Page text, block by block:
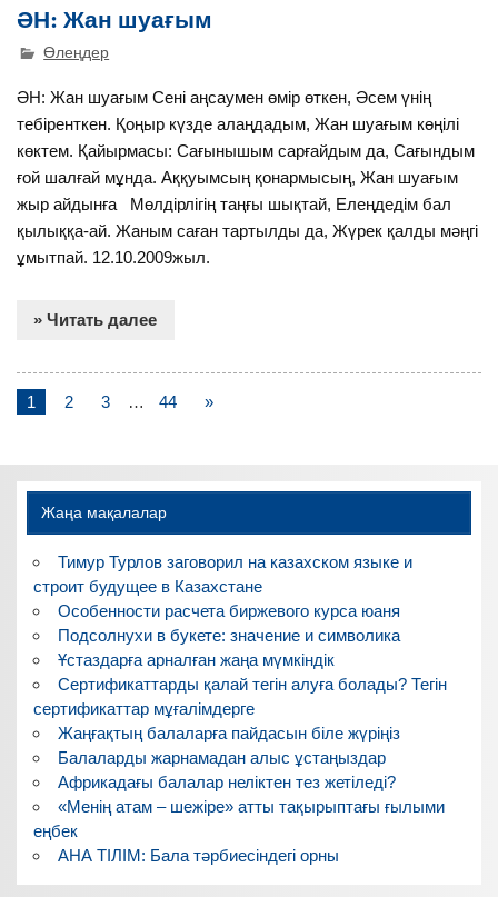
ӘН: Жан шуағым
Өлеңдер
ӘН: Жан шуағым Сені аңсаумен өмір өткен, Әсем үнің
тебіренткен. Қоңыр күзде алаңдадым, Жан шуағым көңілі
көктем. Қайырмасы: Сағынышым сарғайдым да, Сағындым
ғой шалғай мұнда. Аққуымсың қонармысың, Жан шуағым
жыр айдынға Мөлдірлігің таңғы шықтай, Елеңдедім бал
қылыққа-ай. Жаным саған тартылды да, Жүрек қалды мәңгі
ұмытпай. 12.10.2009жыл.
» Читать далее
1 2 3 … 44 »
Жаңа мақалалар
Тимур Турлов заговорил на казахском языке и
строит будущее в Казахстане
Особенности расчета биржевого курса юаня
Подсолнухи в букете: значение и символика
Ұстаздарға арналған жаңа мүмкіндік
Сертификаттарды қалай тегін алуға болады? Тегін
сертификаттар мұғалімдерге
Жаңғақтың балаларға пайдасын біле жүріңіз
Балаларды жарнамадан алыс ұстаңыздар
Африкадағы балалар неліктен тез жетіледі?
«Менің атам – шежіре» атты тақырыптағы ғылыми
еңбек
АНА ТІЛІМ: Бала тәрбиесіндегі орны